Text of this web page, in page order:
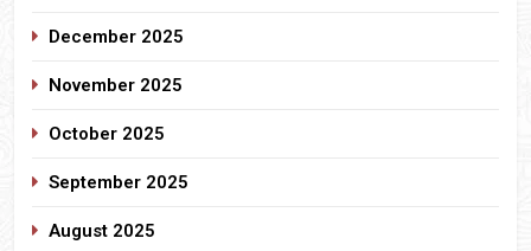
December 2025
November 2025
October 2025
September 2025
August 2025